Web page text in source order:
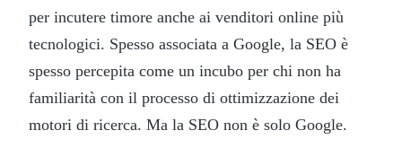
per incutere timore anche ai venditori online più
tecnologici. Spesso associata a Google, la SEO è
spesso percepita come un incubo per chi non ha
familiarità con il processo di ottimizzazione dei
motori di ricerca. Ma la SEO non è solo Google.